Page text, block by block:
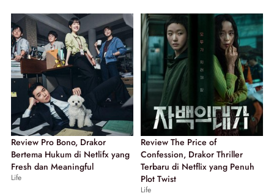
Review Pro Bono, Drakor
Bertema Hukum di Netlifx yang
Fresh dan Meaningful
Life
Review The Price of
Confession, Drakor Thriller
Terbaru di Netflix yang Penuh
Plot Twist
Life